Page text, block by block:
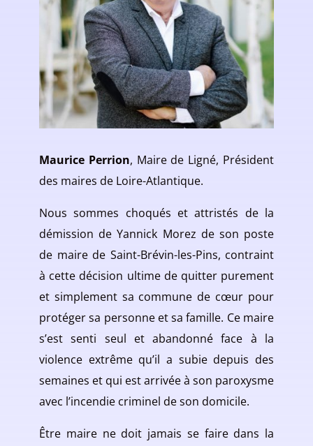
Maurice Perrion, Maire de Ligné, Président
des maires de Loire-Atlantique.
Nous sommes choqués et attristés de la
démission de Yannick Morez de son poste
de maire de Saint-Brévin-les-Pins, contraint
à cette décision ultime de quitter purement
et simplement sa commune de cœur pour
protéger sa personne et sa famille. Ce maire
s’est senti seul et abandonné face à la
violence extrême qu’il a subie depuis des
semaines et qui est arrivée à son paroxysme
avec l’incendie criminel de son domicile.
Être maire ne doit jamais se faire dans la